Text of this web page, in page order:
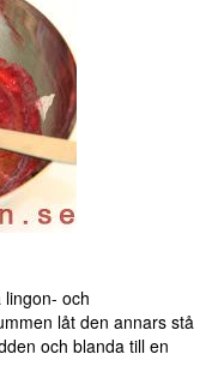
och
låt den annars stå
och blanda till en